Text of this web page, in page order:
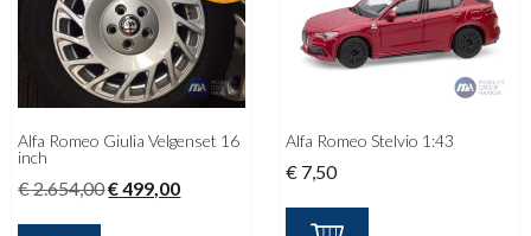
Alfa Romeo Giulia Velgenset 16
inch
€2.654,00Oorspronkelijke
€499,00Huidige
Alfa Romeo Stelvio 1:43
€ 7,50